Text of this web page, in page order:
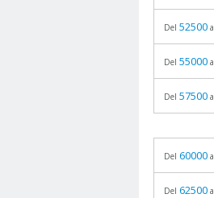
Del 52500
Del 55000
Del 57500
Del 60000
Del 62500